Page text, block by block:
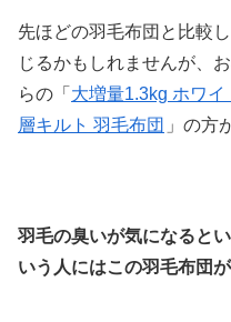
先ほどの羽毛布団と比較
じるかもしれませんが、
らの「 大増量1.3kg ホワ
層キルト 羽毛布団 」の方
羽毛の臭いが気になると
いう人にはこの羽毛布団